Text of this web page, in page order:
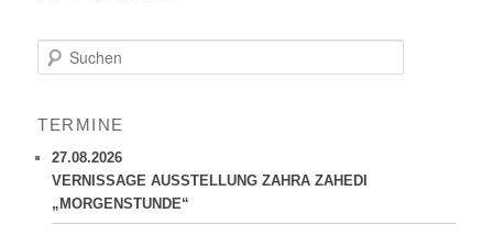
u
e
n
TERMINE
27.08.2026
VERNISSAGE AUSSTELLUNG ZAHRA ZAHEDI
„MORGENSTUNDE“